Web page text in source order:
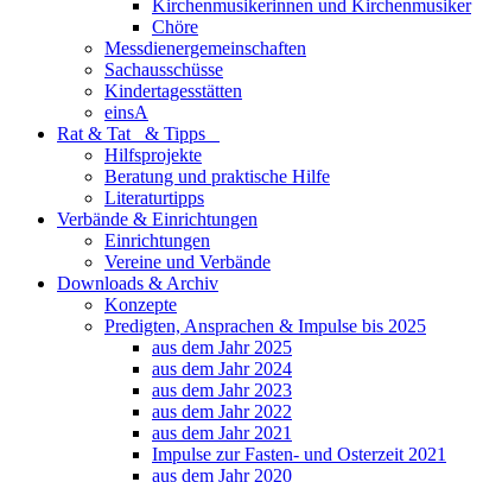
Kirchenmusikerinnen und Kirchenmusiker
Chöre
Messdienergemeinschaften
Sachausschüsse
Kindertagesstätten
einsA
Rat & Tat & Tipps
Hilfsprojekte
Beratung und praktische Hilfe
Literaturtipps
Verbände & Einrichtungen
Einrichtungen
Vereine und Verbände
Downloads & Archiv
Konzepte
Predigten, Ansprachen & Impulse bis 2025
aus dem Jahr 2025
aus dem Jahr 2024
aus dem Jahr 2023
aus dem Jahr 2022
aus dem Jahr 2021
Impulse zur Fasten- und Osterzeit 2021
aus dem Jahr 2020